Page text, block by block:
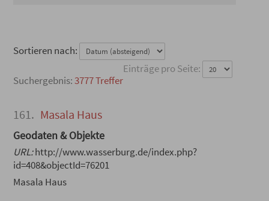
Sortieren nach:
3777 Treffer
Einträge pro Seite:
161. Masala Haus
Geodaten & Objekte
URL:http://www.wasserburg.de/index.php?
id=408&objectId=76201
Masala Haus